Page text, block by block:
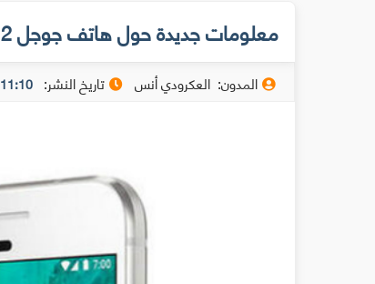
معلومات جديدة حول هاتف جوجل Pixel XL 2
المدون: العكرودي أنس تاريخ النشر: 11:10 ص